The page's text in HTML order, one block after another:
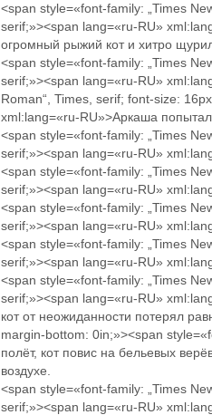
<span style=«font-family: „Times
serif;»><span lang=«ru-RU»
огромный рыжий кот и хитро
<span style=«font-family: „Times
serif;»><span lang=«ru-RU»
Roman“, Times, serif; font-size:
xml:lang=«ru-RU»>Аркаша
<span style=«font-family: „Times
serif;»><span lang=«ru-RU»
<span style=«font-family: „Times
serif;»><span lang=«ru-RU»
<span style=«font-family: „Times
serif;»><span lang=«ru-RU»
<span style=«font-family: „Times
serif;»><span lang=«ru-RU»
<span style=«font-family: „Times
serif;»><span lang=«ru-RU»
кот от неожиданности потерял
margin-bottom: 0in;»><span
полёт, кот повис на бельевых
воздухе.
<span style=«font-family: „Times
serif;»><span lang=«ru-RU»